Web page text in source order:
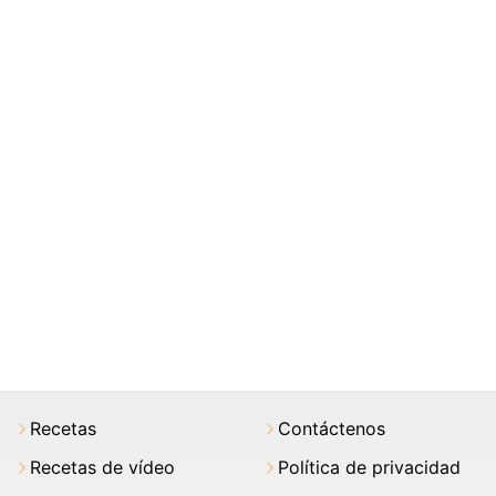
Recetas
Recetas de vídeo
Contáctenos
Política de privacidad